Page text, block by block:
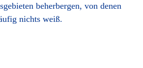
beherbergen, von denen
nichts weiß.